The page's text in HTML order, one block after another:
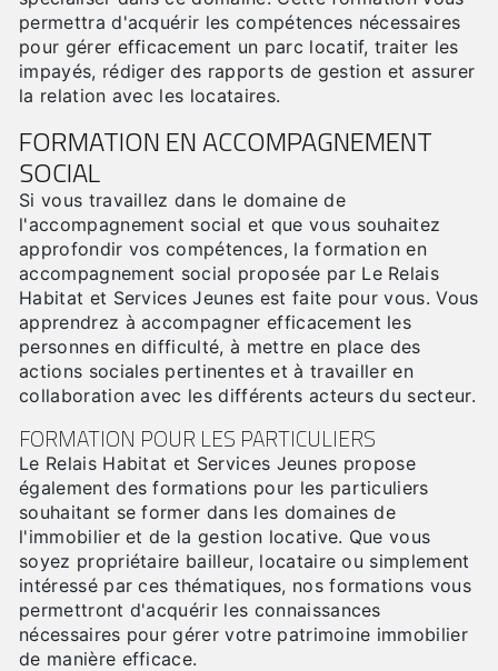
permettra d'acquérir les compétences nécessaires
pour gérer efficacement un parc locatif, traiter les
impayés, rédiger des rapports de gestion et assurer
la relation avec les locataires.
FORMATION EN ACCOMPAGNEMENT
SOCIAL
Si vous travaillez dans le domaine de
l'accompagnement social et que vous souhaitez
approfondir vos compétences, la formation en
accompagnement social proposée par Le Relais
Habitat et Services Jeunes est faite pour vous. Vous
apprendrez à accompagner efficacement les
personnes en difficulté, à mettre en place des
actions sociales pertinentes et à travailler en
collaboration avec les différents acteurs du secteur.
FORMATION POUR LES PARTICULIERS
Le Relais Habitat et Services Jeunes propose
également des formations pour les particuliers
souhaitant se former dans les domaines de
l'immobilier et de la gestion locative. Que vous
soyez propriétaire bailleur, locataire ou simplement
intéressé par ces thématiques, nos formations vous
permettront d'acquérir les connaissances
nécessaires pour gérer votre patrimoine immobilier
de manière efficace.